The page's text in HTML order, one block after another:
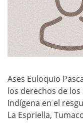
Ases Euloquio
los derechos de
Indígena en el
La Espriella,